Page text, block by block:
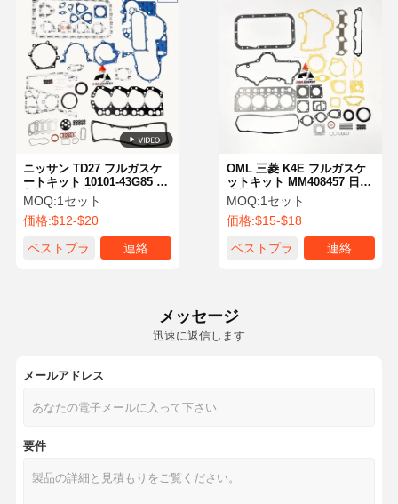
OML 三菱 K4E フルガスケ
ットキット MM408457 日立
建機 N260 N350-2 掘削機用
MOQ:1セット
価格:$15-$18
ベストプラ
連絡
ニッサン TD27 フルガスケ
ートキット 10101-43G85 掘
削機建設機械用
MOQ:1セット
価格:$12-$20
ベストプラ
連絡
メッセージ
迅速に返信します
メールアドレス
要件